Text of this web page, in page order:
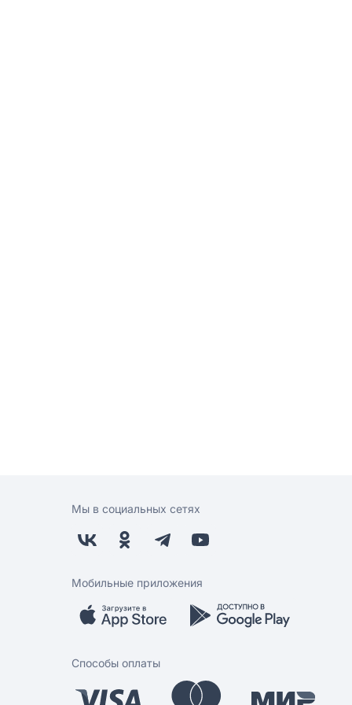
Мы в социальных сетях
Мобильные приложения
Способы оплаты